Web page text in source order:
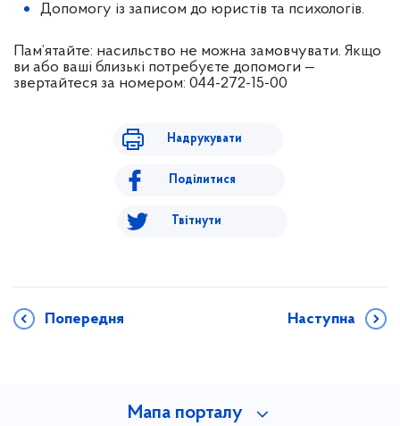
Допомогу із записом до юристів та психологів.
Пам’ятайте: насильство не можна замовчувати. Якщо
ви або ваші близькі потребуєте допомоги —
звертайтеся за номером: 044-272-15-00
Надрукувати
Поділитися
Твітнути
Попередня Наступна
Мапа порталу